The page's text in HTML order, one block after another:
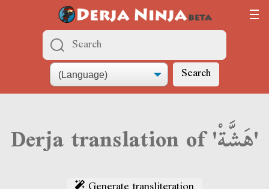
Search
Derja translation of 'هَشَّةْ'